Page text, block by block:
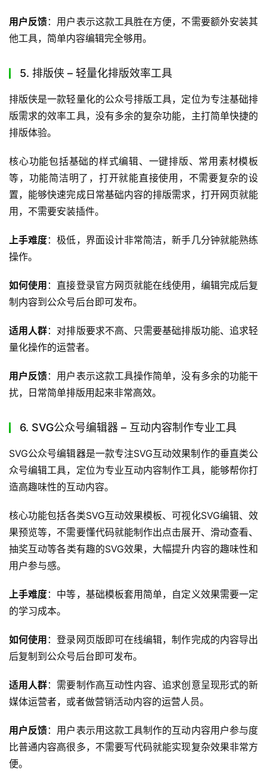
用户反馈：用户表示这款工具胜在方便，不需要额外安装其
他工具，简单内容编辑完全够用。
5. 排版侠 – 轻量化排版效率工具
排版侠是一款轻量化的公众号排版工具，定位为专注基础排
版需求的效率工具，没有多余的复杂功能，主打简单快捷的
排版体验。
核心功能包括基础的样式编辑、一键排版、常用素材模板
等，功能简洁明了，打开就能直接使用，不需要复杂的设
置，能够快速完成日常基础内容的排版需求，打开网页就能
用，不需要安装插件。
上手难度：极低，界面设计非常简洁，新手几分钟就能熟练
操作。
如何使用 ：直接登录官方网页就能在线使用，编辑完成后复
制内容到公众号后台即可发布。
适用人群：对排版要求不高、只需要基础排版功能、追求轻
量化操作的运营者。
用户反馈：用户表示这款工具操作简单，没有多余的功能干
扰，日常简单排版用起来非常高效。
6. SVG公众号编辑器 – 互动内容制作专业工具
SVG公众号编辑器是一款专注SVG互动效果制作的垂直类公
众号编辑工具，定位为专业互动内容制作工具，能够帮你打
造高趣味性的互动内容。
核心功能包括各类SVG互动效果模板、可视化SVG编辑、效
果预览等，不需要懂代码就能制作出点击展开、滑动查看、
抽奖互动等各类有趣的SVG效果，大幅提升内容的趣味性和
用户参与感。
上手难度：中等，基础模板套用简单，自定义效果需要一定
的学习成本。
如何使用 ：登录网页版即可在线编辑，制作完成的内容导出
后复制到公众号后台即可发布。
适用人群：需要制作高互动性内容、追求创意呈现形式的新
媒体运营者，或者做营销活动内容的运营人员。
用户反馈：用户表示用这款工具制作的互动内容用户参与度
比普通内容高很多，不需要写代码就能实现复杂效果非常方
便。